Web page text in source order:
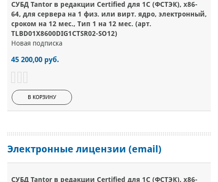
СУБД Tantor в редакции Certified для 1С (ФСТЭК), х86-
64, для сервера на 1 физ. или вирт. ядро, электронный,
сроком на 12 мес., Тип 1 на 12 мес. (арт.
TLBD01Х8600DIG1CTSR02-SO12)
Новая подписка
45 200,00 руб.
В КОРЗИНУ
Электронные лицензии (email)
СУБД Tantor в редакции Certified для 1С (ФСТЭК), х86-